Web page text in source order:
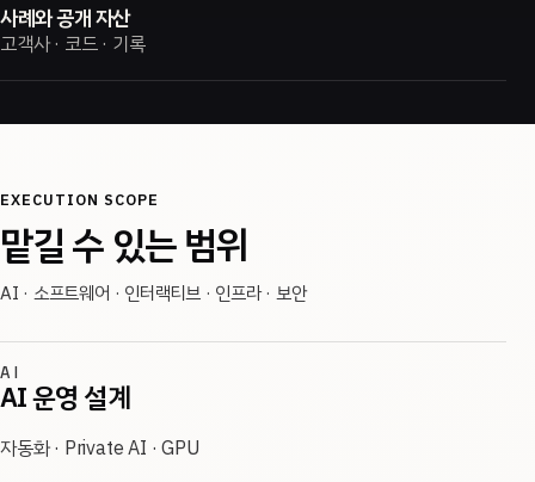
사례와 공개 자산
고객사 · 코드 · 기록
EXECUTION SCOPE
맡길 수 있는 범위
AI · 소프트웨어 · 인터랙티브 · 인프라 · 보안
AI
AI 운영 설계
자동화 · Private AI · GPU